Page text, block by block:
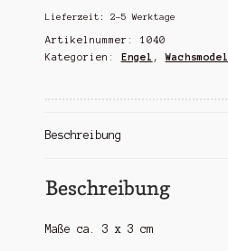
Lieferzeit: 2-5 Werktage
Artikelnummer:1040
Kategorien: Engel ,Wachsmodel
Beschreibung
Beschreibung
Maße ca. 3 x 3 cm